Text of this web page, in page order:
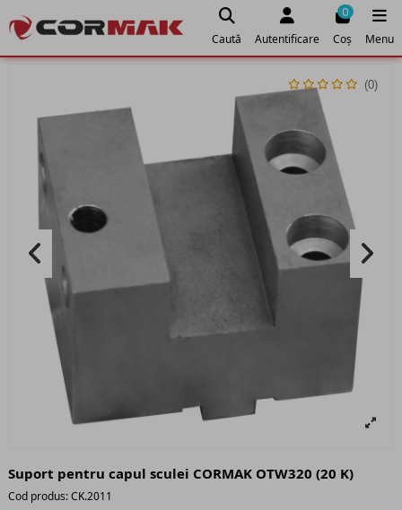
Caută Autentificare
0
Coș Menu
Suport pentru capul sculei CORMAK OTW320 (20 K)
(0)
Cod produs:CK.2011